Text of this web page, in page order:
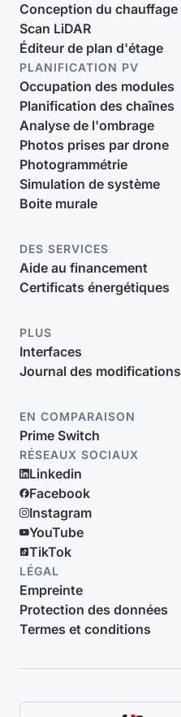
Conception du chauffage
Scan LiDAR
Éditeur de plan d'étage
PLANIFICATION PV
Occupation des modules
Planification des chaînes
Analyse de l'ombrage
Photos prises par drone
Photogrammétrie
Simulation de système
Boite murale
DES SERVICES
Aide au financement
Certificats énergétiques
PLUS
Interfaces
Journal des modifications
EN COMPARAISON
Prime Switch
RÉSEAUX SOCIAUX
Linkedin
Facebook
Instagram
YouTube
TikTok
LÉGAL
Empreinte
Protection des données
Termes et conditions